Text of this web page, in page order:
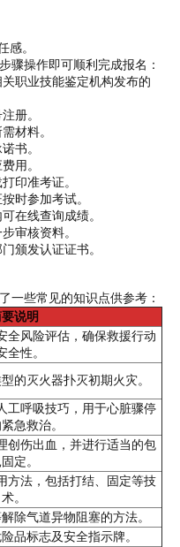
感。
骤操作即可顺利完成报名：
职业技能鉴定机构发布的
册。
材料。
书。
用。
印准考证。
时参加考试。
在线查询成绩。
审核资料。
颁发认证证书。
一些常见的知识点供参考：
说明
全风险评估，确保救援行动
全性。
的灭火器扑灭初期火灾。
工呼吸技巧，用于心脏骤停
急救治。
创伤出血，并进行适当的包
定。
方法，包括打结、固定等技
术。
除气道异物阻塞的方法。
品标志及安全指示牌。